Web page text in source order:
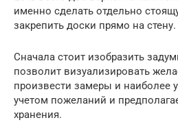
именно сделать отдельно
закрепить доски прямо на стену.
Сначала стоит изобразить
позволит визуализировать
произвести замеры и наиболее
учетом пожеланий и
хранения.